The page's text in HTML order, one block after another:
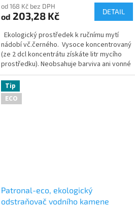
produktu
je
z
5
hvězdiček.
od 168 Kč bez DPH
od 203,28 Kč DETAIL
Ekologický prostředek k ručnímu mytí
nádobí vč.černého. Vysoce koncentrovaný
(ze 2 dcl koncentrátu získáte litr mycího
prostředku). Neobsahuje barviva ani vonné
látky....
Tip
ECO
Patronal-eco, ekologický
odstraňovač vodního kamene